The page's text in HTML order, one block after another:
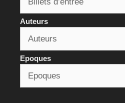
Auteurs
Epoques